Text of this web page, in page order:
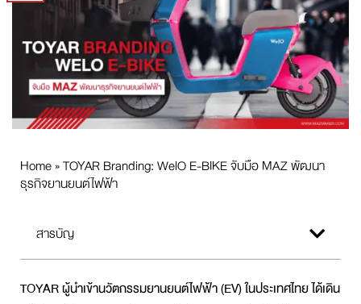
Home»TOYAR Branding: WelO E-BIKE จับมือ MAZ พัฒนา
ธุรกิจยานยนต์ไฟฟ้า
สารบัญ
TOYAR ผู้นำเข้านวัตกรรมยานยนต์ไฟฟ้า (EV) ในประเทศไทย ได้เดิน